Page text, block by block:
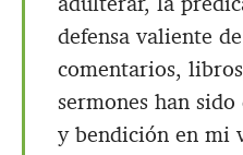
defensa valiente
comentarios,
sermones han
y bendición en mi